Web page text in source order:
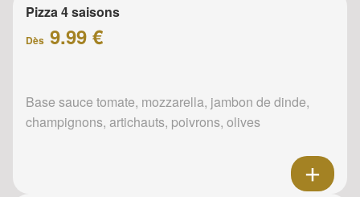
Pizza 4 saisons
Dès 9.99 €
Base sauce tomate, mozzarella, jambon de dinde,
champignons, artichauts, poivrons, olives